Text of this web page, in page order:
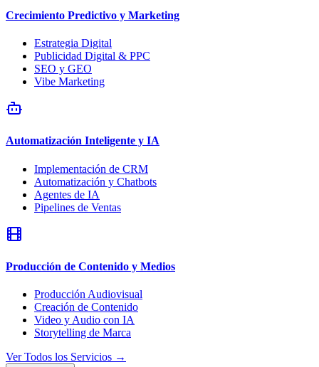
Crecimiento Predictivo y Marketing
Estrategia Digital
Publicidad Digital & PPC
SEO y GEO
Vibe Marketing
Automatización Inteligente y IA
Implementación de CRM
Automatización y Chatbots
Agentes de IA
Pipelines de Ventas
Producción de Contenido y Medios
Producción Audiovisual
Creación de Contenido
Video y Audio con IA
Storytelling de Marca
Ver Todos los Servicios →